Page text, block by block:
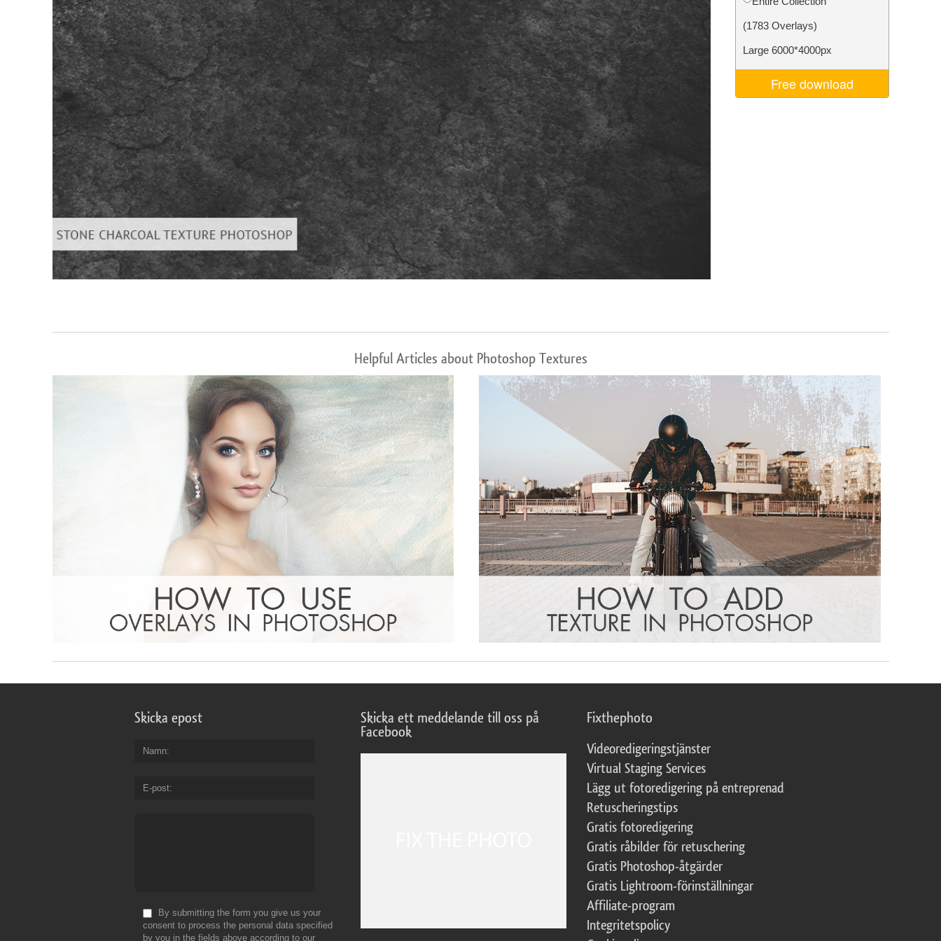
Produktfotoredigering Fotoredigering av smycken AI-träningsdata
(1783 Overlays)
Large 6000*4000px
Free download
Helpful Articles about Photoshop Textures
Skicka epost
Namn
E-post
By submitting the form you give us your
consent to process the personal data specified
by you in the fields above according to our
Skicka ett meddelande till oss på
Facebook
Fixthephoto
Videoredigeringstjänster
Virtual Staging Services
Lägg ut fotoredigering på entreprenad
Retuscheringstips
Gratis fotoredigering
Gratis råbilder för retuschering
Gratis Photoshop-åtgärder
Gratis Lightroom-förinställningar
Affiliate-program
Integritetspolicy